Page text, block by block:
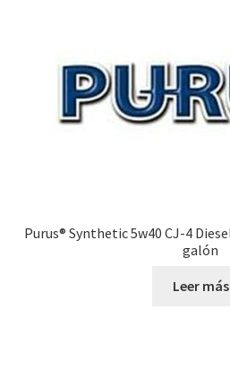
Purus® Synthetic 5w40 CJ-4
galón
Leer más